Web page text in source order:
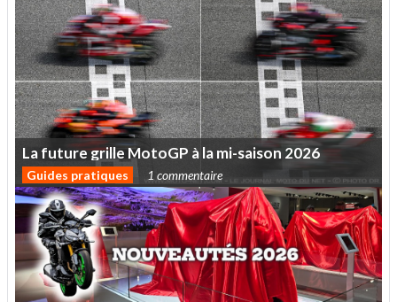
Lafuturegrille MotoGP àlami-saison 2026
Guides pratiques 1 commentaire